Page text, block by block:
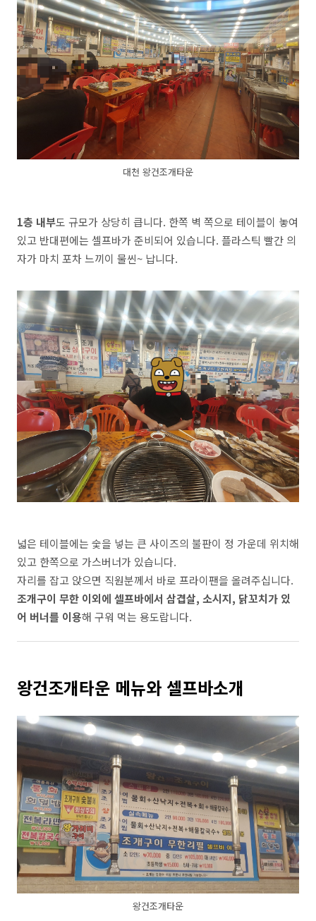
대천 왕건조개타운
1층 내부도 규모가 상당히 큽니다. 한쪽 벽 쪽으로 테이블이 놓여
있고 반대편에는 셀프바가 준비되어 있습니다. 플라스틱 빨간 의
자가 마치 포차 느끼이 물씬~ 납니다.
넓은 테이블에는 숯을 넣는 큰 사이즈의 불판이 정 가운데 위치해
있고 한쪽으로 가스버너가 있습니다.
자리를 잡고 앉으면 직원분께서 바로 프라이팬을 올려주십니다.
조개구이 무한 이외에 셀프바에서 삼겹살, 소시지, 닭꼬치가 있
어 버너를 이용해 구워 먹는 용도랍니다.
왕건조개타운 메뉴와 셀프바소개
왕건조개타운